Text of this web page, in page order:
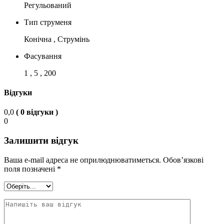
Регульований
Тип струменя
Конічна , Струмінь
Фасування
1 , 5 , 200
Відгуки
0,0 ( 0 відгуки )
0
Залишити відгук
Ваша e-mail адреса не оприлюднюватиметься. Обов’язкові
поля позначені *